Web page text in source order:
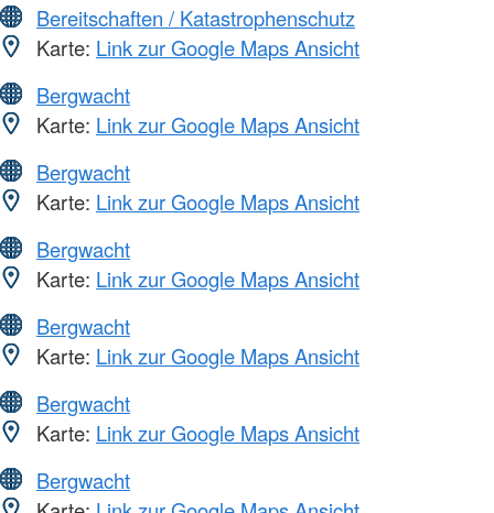
Bereitschaften / Katastrophenschutz
Karte: Link zur Google Maps Ansicht
Bergwacht
Karte: Link zur Google Maps Ansicht
Bergwacht
Karte: Link zur Google Maps Ansicht
Bergwacht
Karte: Link zur Google Maps Ansicht
Bergwacht
Karte: Link zur Google Maps Ansicht
Bergwacht
Karte: Link zur Google Maps Ansicht
Bergwacht